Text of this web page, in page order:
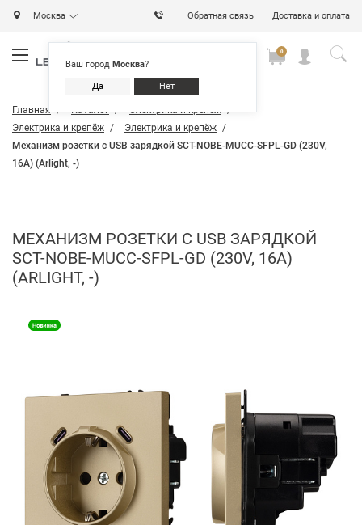
Москва
Ваш город Москва?
Да Нет
Обратная связь Доставка и оплата
0
Главная Каталог
Электрика и крепёж
Электрика и крепёж
Электрика и крепёж
Механизм розетки с USB зарядкой SCT-NOBE-MUCC-SFPL-GD (230V,
16A) (Arlight, -)
МЕХАНИЗМ РОЗЕТКИ С USB ЗАРЯДКОЙ
SCT-NOBE-MUCC-SFPL-GD (230V, 16A)
(ARLIGHT, -)